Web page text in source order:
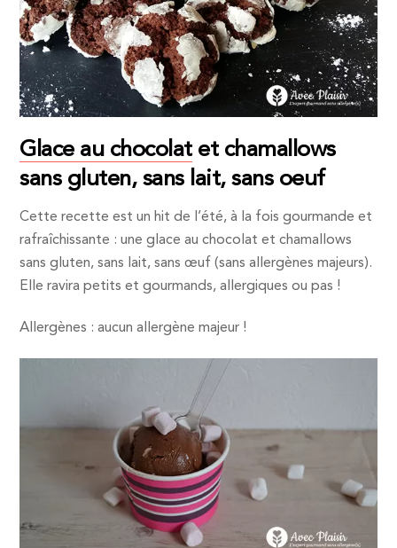
Glace au chocolatet chamallows
sans gluten, sans lait, sans oeuf
Cette recette est un hit de l’été, à la fois gourmande et
rafraîchissante : une glace au chocolat et chamallows
sans gluten, sans lait, sans œuf (sans allergènes majeurs).
Elle ravira petits et gourmands, allergiques ou pas !
Allergènes : aucun allergène majeur !